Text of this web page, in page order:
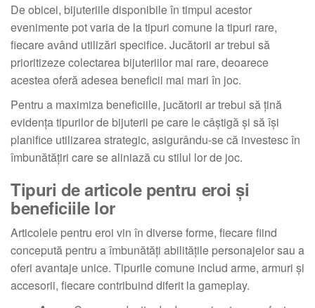
De obicei, bijuteriile disponibile în timpul acestor
evenimente pot varia de la tipuri comune la tipuri rare,
fiecare având utilizări specifice. Jucătorii ar trebui să
prioritizeze colectarea bijuteriilor mai rare, deoarece
acestea oferă adesea beneficii mai mari în joc.
Pentru a maximiza beneficiile, jucătorii ar trebui să țină
evidența tipurilor de bijuterii pe care le câștigă și să își
planifice utilizarea strategic, asigurându-se că investesc în
îmbunătățiri care se aliniază cu stilul lor de joc.
Tipuri de articole pentru eroi și
beneficiile lor
Articolele pentru eroi vin în diverse forme, fiecare fiind
concepută pentru a îmbunătăți abilitățile personajelor sau a
oferi avantaje unice. Tipurile comune includ arme, armuri și
accesorii, fiecare contribuind diferit la gameplay.